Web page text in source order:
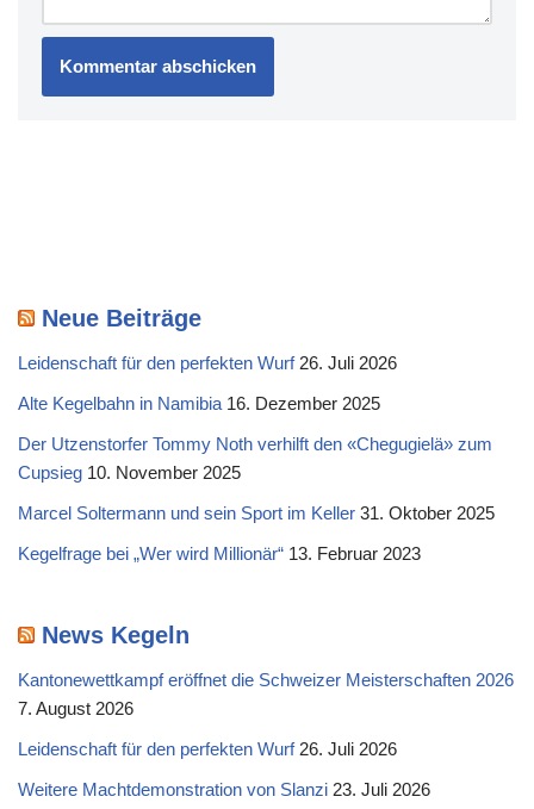
Neue Beiträge
Leidenschaft für den perfekten Wurf 26. Juli 2026
Alte Kegelbahn in Namibia 16. Dezember 2025
Der Utzenstorfer Tommy Noth verhilft den «Chegugielä» zum
Cupsieg 10. November 2025
Marcel Soltermann und sein Sport im Keller 31. Oktober 2025
Kegelfrage bei „Wer wird Millionär“ 13. Februar 2023
News Kegeln
Kantonewettkampf eröffnet die Schweizer Meisterschaften 2026
7. August 2026
Leidenschaft für den perfekten Wurf 26. Juli 2026
Weitere Machtdemonstration von Slanzi 23. Juli 2026